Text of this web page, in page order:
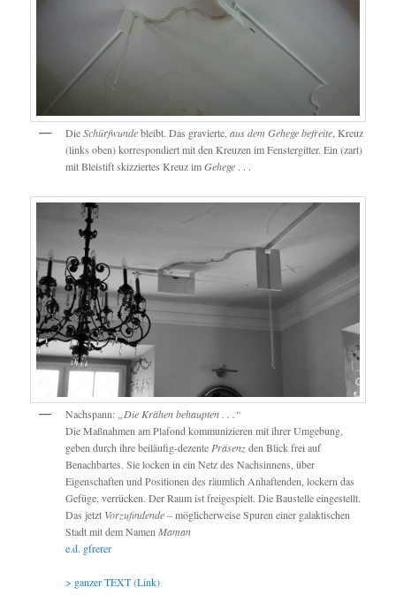
DieSchürfwundebleibt. Das gravierte,aus dem Gehege befreite , Kreuz
(links oben) korrespondiert mit den Kreuzen im Fenstergitter. Ein (zart)
mit Bleistift skizziertes Kreuz imGehege . . .
Nachspann:
„Die Krähen behaupten . . .“
Die Maßnahmen am Plafond kommunizieren mit ihrer Umgebung,
geben durch ihre beiläufig-dezente Präsenzden Blick frei auf
Benachbartes. Sie locken in ein Netz des Nachsinnens, über
Eigenschaften und Positionen des räumlich Anhaftenden, lockern das
Gefüge, verrücken. Der Raum ist freigespielt. Die Baustelle eingestellt.
Das jetzt Vorzufindende– möglicherweise Spuren einer galaktischen
Stadt mit dem Namen Maman
e.d. gfrerer
> ganzer TEXT (Link)